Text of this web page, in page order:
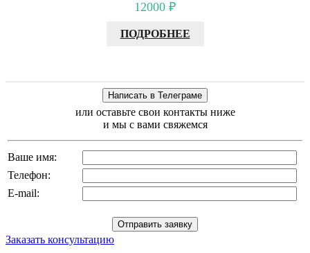
12000 ₽
ПОДРОБНЕЕ
или оставьте свои контакты ниже
и мы с вами свяжемся
Ваше имя:
Телефон:
E-mail:
Заказать консультацию